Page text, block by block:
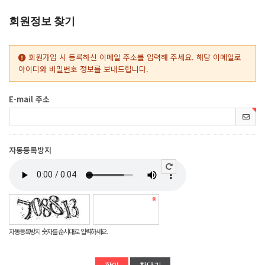
회원정보 찾기
회원가입 시 등록하신 이메일 주소를 입력해 주세요. 해당 이메일로
아이디와 비밀번호 정보를 보내드립니다.
E-mail 주소
자동등록방지
자동등록방지 숫자를 순서대로 입력하세요.